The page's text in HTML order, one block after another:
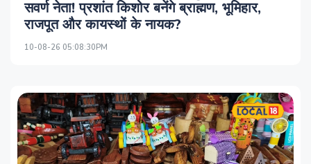
सवर्ण नेता! प्रशांत किशोर बनेंगे ब्राह्मण, भूमिहार,
राजपूत और कायस्थों के नायक?
10-08-26 05:08:30PM